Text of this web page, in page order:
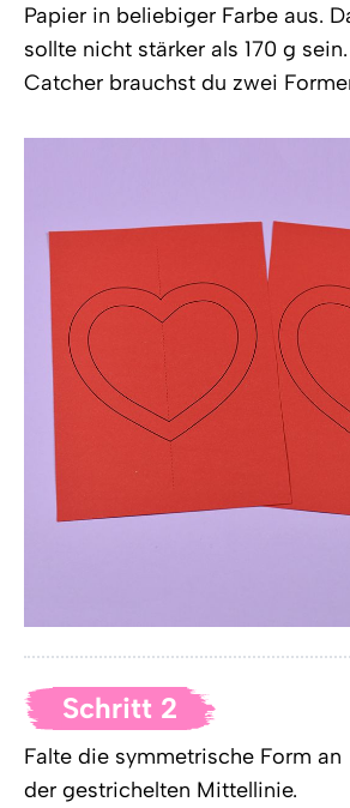
Papier in beliebiger Farbe aus.
sollte nicht stärker als 170 g
Catcher brauchst du zwei
Schritt 2
Falte die symmetrische Form an
der gestrichelten Mittellinie.